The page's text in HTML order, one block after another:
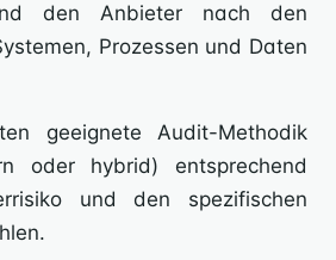
den Anbieter nach den
Prozessen und Daten
geeignete Audit-Methodik
oder hybrid) entsprechend
und den spezifischen